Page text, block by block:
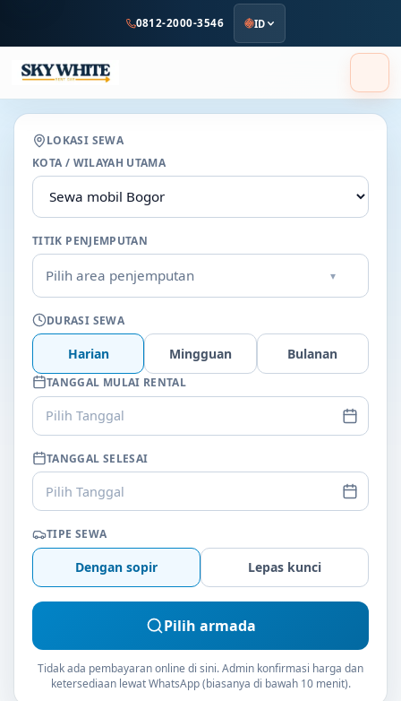
utama
0812-2000-3546 ID
LOKASI SEWA
KOTA / WILAYAH UTAMA
TITIK PENJEMPUTAN
Pilih area penjemputan ▾
DURASI SEWA
Harian Mingguan Bulanan
TANGGAL MULAI RENTAL
Pilih Tanggal
TANGGAL SELESAI
Pilih Tanggal
TIPE SEWA
Dengan sopir Lepas kunci
Pilih armada
Tidak ada pembayaran online di sini. Admin konfirmasi harga dan
ketersediaan lewat WhatsApp (biasanya di bawah 10 menit).